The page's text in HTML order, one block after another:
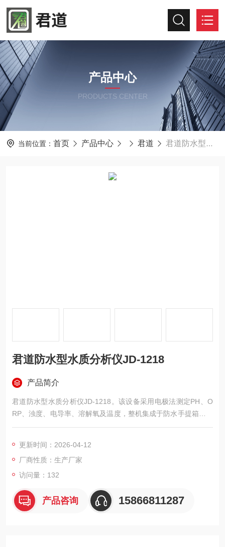
产品中心
PRODUCTS CENTER
当前位置： 首页 产品中心 君道 君道防水型水质分析仪JD-1218
君道防水型水质分析仪JD-1218
产品简介
君道防水型水质分析仪JD-1218。该设备采用电极法测定PH、O
RP、浊度、电导率、溶解氧及温度，整机集成于防水手提箱内，
配备7英寸触摸屏与四孔消解模块，适用于潮湿环境下的现场水质
更新时间：2026-04-12
厂商性质：生产厂家
访问量：132
产品咨询 15866811287